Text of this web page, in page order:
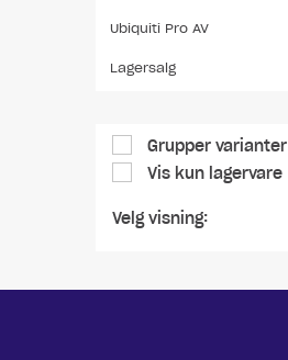
Grupper varianter
Vis kun lagervare
Velg visning:
Ubiquiti Pro AV
Lagersalg